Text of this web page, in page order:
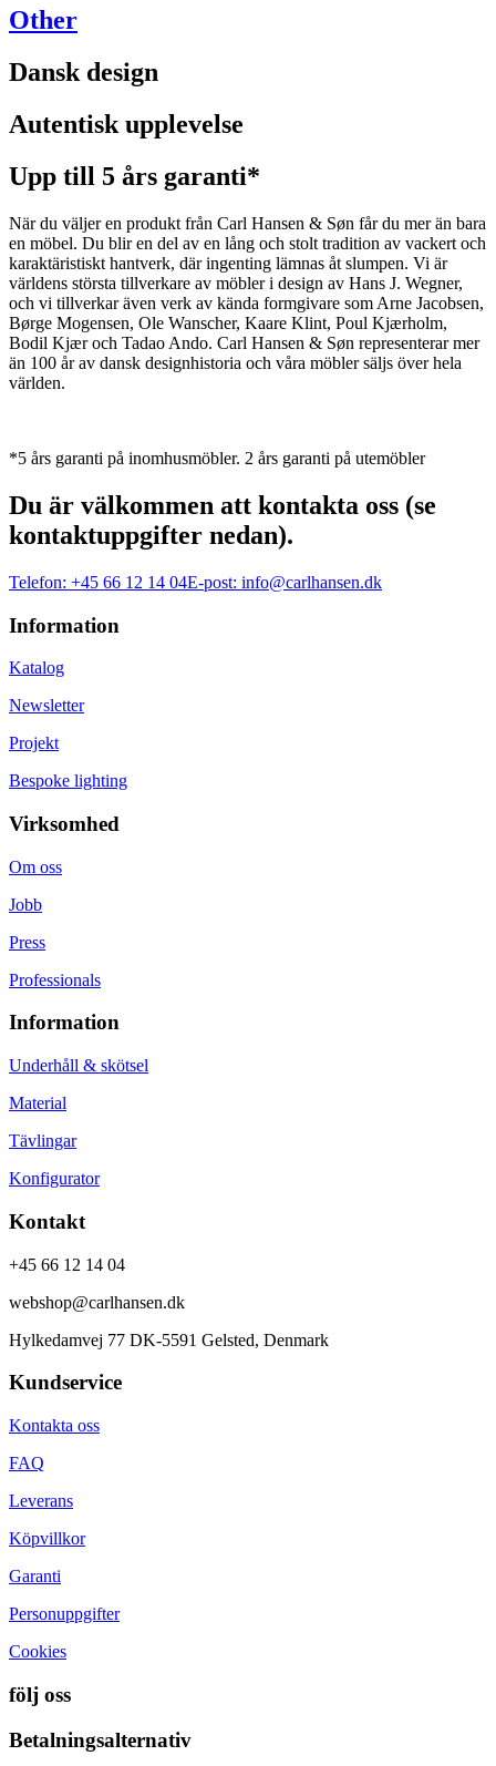
Other
Dansk design
Autentisk upplevelse
Upp till 5 års garanti*
När du väljer en produkt från Carl Hansen & Søn får du mer än bara
en möbel. Du blir en del av en lång och stolt tradition av vackert och
karaktäristiskt hantverk, där ingenting lämnas åt slumpen. Vi är
världens största tillverkare av möbler i design av Hans J. Wegner,
och vi tillverkar även verk av kända formgivare som Arne Jacobsen,
Børge Mogensen, Ole Wanscher, Kaare Klint, Poul Kjærholm,
Bodil Kjær och Tadao Ando. Carl Hansen & Søn representerar mer
än 100 år av dansk designhistoria och våra möbler säljs över hela
världen.
*5 års garanti på inomhusmöbler. 2 års garanti på utemöbler
Du är välkommen att kontakta oss (se
kontaktuppgifter nedan).
Telefon: +45 66 12 14 04E-post: info@carlhansen.dk
Information
Katalog
Newsletter
Projekt
Bespoke lighting
Virksomhed
Om oss
Jobb
Press
Professionals
Information
Underhåll & skötsel
Material
Tävlingar
Konfigurator
Kontakt
+45 66 12 14 04
webshop@carlhansen.dk
Hylkedamvej 77 DK-5591 Gelsted, Denmark
Kundservice
Kontakta oss
FAQ
Leverans
Köpvillkor
Garanti
Personuppgifter
Cookies
följ oss
Betalningsalternativ